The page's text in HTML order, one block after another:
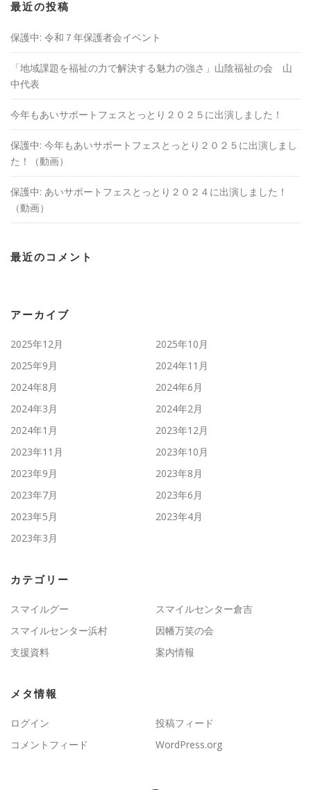
最近の投稿
保護中: 令和７年保護者会イベント
「地域課題を福祉の⼒で解決する魅⼒の強さ」山陰福祉の会 山
中代表
今年もあいサポートフェスとっとり２０２５に出演しました！
保護中: 今年もあいサポートフェスとっとり２０２５に出演しまし
た！（動画）
保護中: あいサポートフェスとっとり２０２４に出演しました！
（動画）
最近のコメント
アーカイブ
2025年12月
2025年10月
2025年9月
2024年11月
2024年8月
2024年6月
2024年3月
2024年2月
2024年1月
2023年12月
2023年11月
2023年10月
2023年9月
2023年8月
2023年7月
2023年6月
2023年5月
2023年4月
2023年3月
カテゴリー
スマイルグー
スマイルセンター倉吉
スマイルセンター浜村
因幡万笑の会
支援資料
案内情報
メタ情報
ログイン
投稿フィード
コメントフィード
WordPress.org